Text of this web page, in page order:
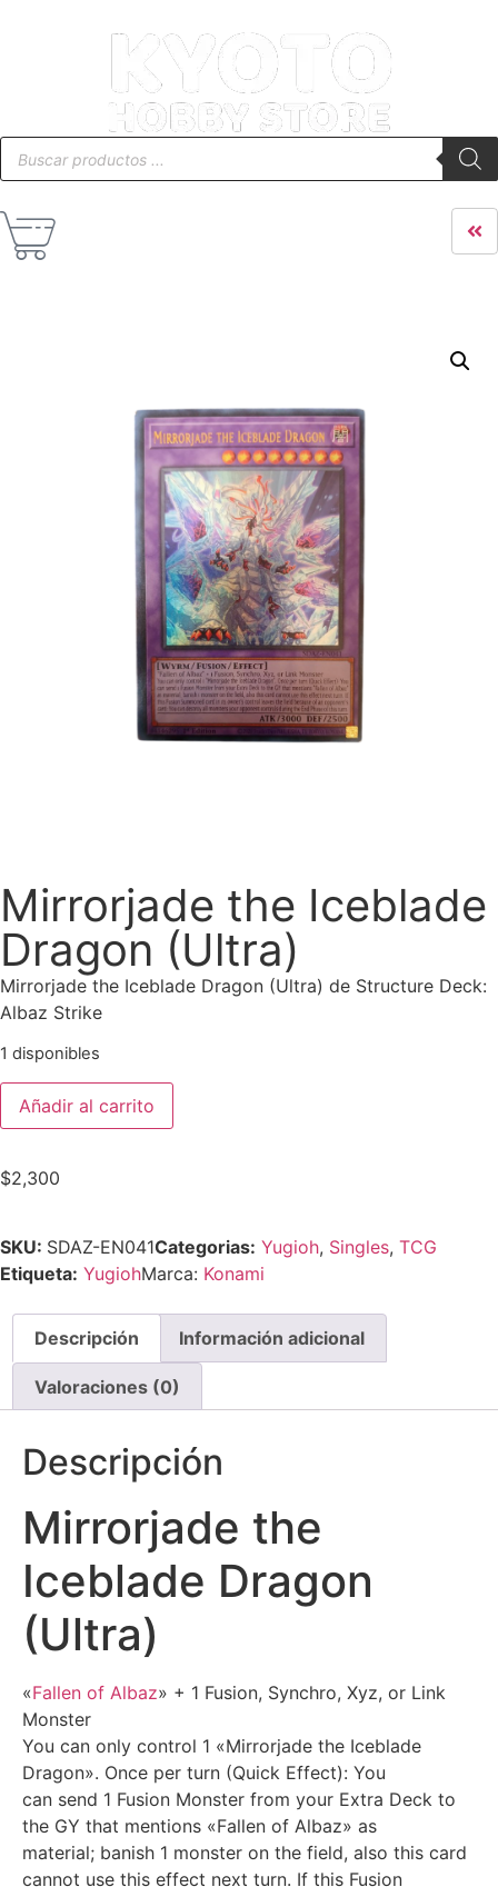
Mirrorjade the Iceblade
Dragon (Ultra)
Mirrorjade the Iceblade Dragon (Ultra) de Structure Deck:
Albaz Strike
1 disponibles
Añadir al carrito
$2,300
SKU: SDAZ-EN041Categorias: Yugioh, Singles, TCG
Etiqueta: YugiohMarca: Konami
Descripción Información adicional
Valoraciones (0)
Descripción
Mirrorjade the
Iceblade Dragon
(Ultra)
«Fallen of Albaz» + 1 Fusion, Synchro, Xyz, or Link
Monster
You can only control 1 «Mirrorjade the Iceblade
Dragon». Once per turn (Quick Effect): You
can send 1 Fusion Monster from your Extra Deck to
the GY that mentions «Fallen of Albaz» as
material; banish 1 monster on the field, also this card
cannot use this effect next turn. If this Fusion